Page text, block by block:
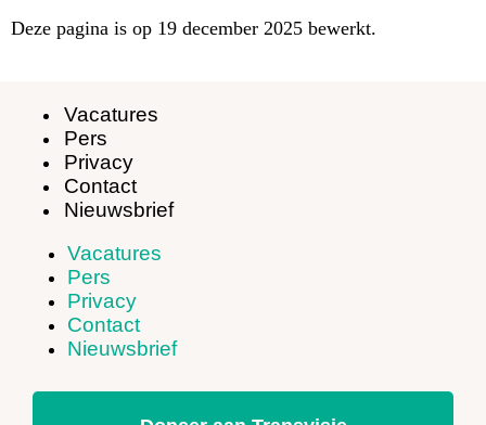
Deze pagina is op 19 december 2025 bewerkt.
Vacatures
Pers
Privacy
Contact
Nieuwsbrief
Vacatures
Pers
Privacy
Contact
Nieuwsbrief